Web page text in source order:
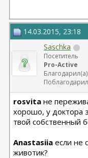
14.03.2015, 23:18
Saschka
Посетитель
Pro-Active
rosvita не
хорошо, у доктора
твой собственный
Anastasiia если не
животик?